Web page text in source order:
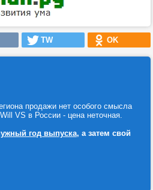
TW OK
продажи нет особого смысла
VS в России - цена неточная.
год выпуска, а затем свой